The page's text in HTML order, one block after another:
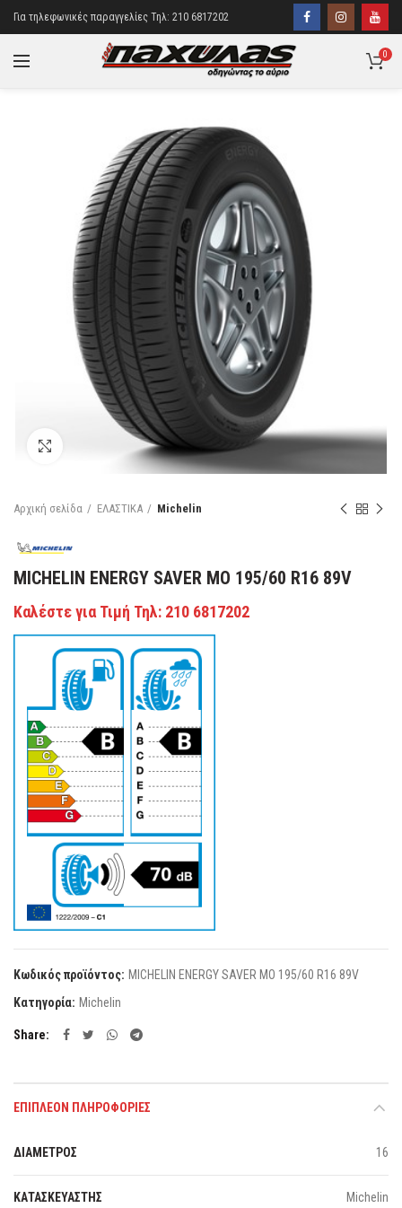
Για τηλεφωνικές παραγγελίες Τηλ: 210 6817202
0
Κάντε κλικ για μεγέθυνση
Αρχική σελίδα ΕΛΑΣΤΙΚΑ Michelin
MICHELIN ENERGY SAVER MO 195/60 R16 89V
Καλέστε για Τιμή Τηλ: 210 6817202
Κωδικός προϊόντος: MICHELIN ENERGY SAVER MO 195/60 R16 89V
Κατηγορία: Michelin
Share
ΕΠΙΠΛΈΟΝ ΠΛΗΡΟΦΟΡΊΕΣ
ΔΙΑΜΕΤΡΟΣ 16
ΚΑΤΑΣΚΕΥΑΣΤΗΣ Michelin